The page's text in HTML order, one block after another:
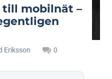
till mobilnät –
Eriksson 0